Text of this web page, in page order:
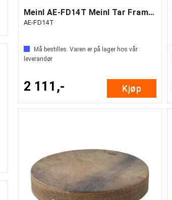
Meinl AE-FD14T Meinl Tar Frame drum 14
AE-FD14T
Må bestilles. Varen er på lager hos vår
leverandør
2 111,- Kjøp